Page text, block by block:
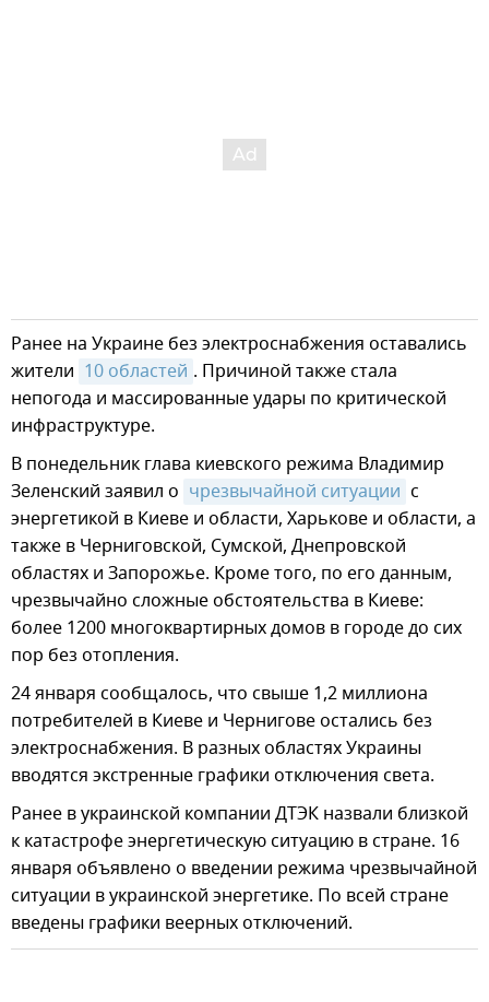
Ранее на Украине без электроснабжения оставались
жители 10 областей . Причиной также стала
непогода и массированные удары по критической
инфраструктуре.
В понедельник глава киевского режима Владимир
Зеленский заявил о чрезвычайной ситуации с
энергетикой в Киеве и области, Харькове и области, а
также в Черниговской, Сумской, Днепровской
областях и Запорожье. Кроме того, по его данным,
чрезвычайно сложные обстоятельства в Киеве:
более 1200 многоквартирных домов в городе до сих
пор без отопления.
24 января сообщалось, что свыше 1,2 миллиона
потребителей в Киеве и Чернигове остались без
электроснабжения. В разных областях Украины
вводятся экстренные графики отключения света.
Ранее в украинской компании ДТЭК назвали близкой
к катастрофе энергетическую ситуацию в стране. 16
января объявлено о введении режима чрезвычайной
ситуации в украинской энергетике. По всей стране
введены графики веерных отключений.